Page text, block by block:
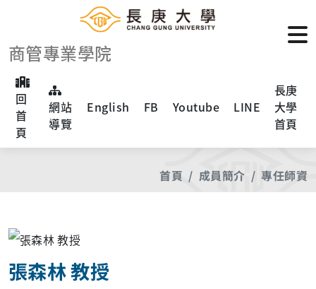
商管專業學院
回
首
頁
網站
導覽
English FB Youtube LINE
長庚
大學
首頁
首頁 成員簡介 專任師資
張森林 教授